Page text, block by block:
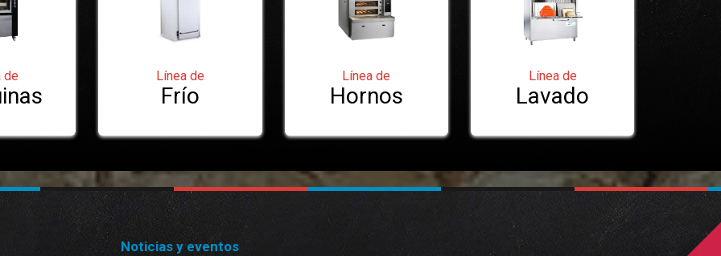
de Línea de
Frío
Línea de
Hornos
Línea de
Lavado
Noticias y eventos